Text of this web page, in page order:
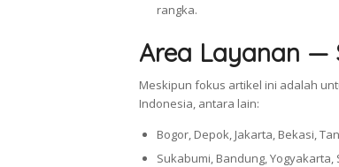
rangka.
Area Layanan —
Meskipun fokus artikel ini adalah
Indonesia, antara lain:
Bogor, Depok, Jakarta, Bekasi,
Sukabumi, Bandung,